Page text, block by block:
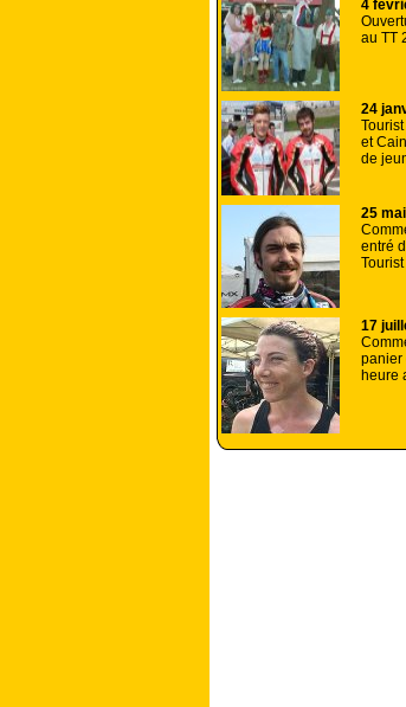
4
au TT
24
et
de
25
entré
17
panier
heure